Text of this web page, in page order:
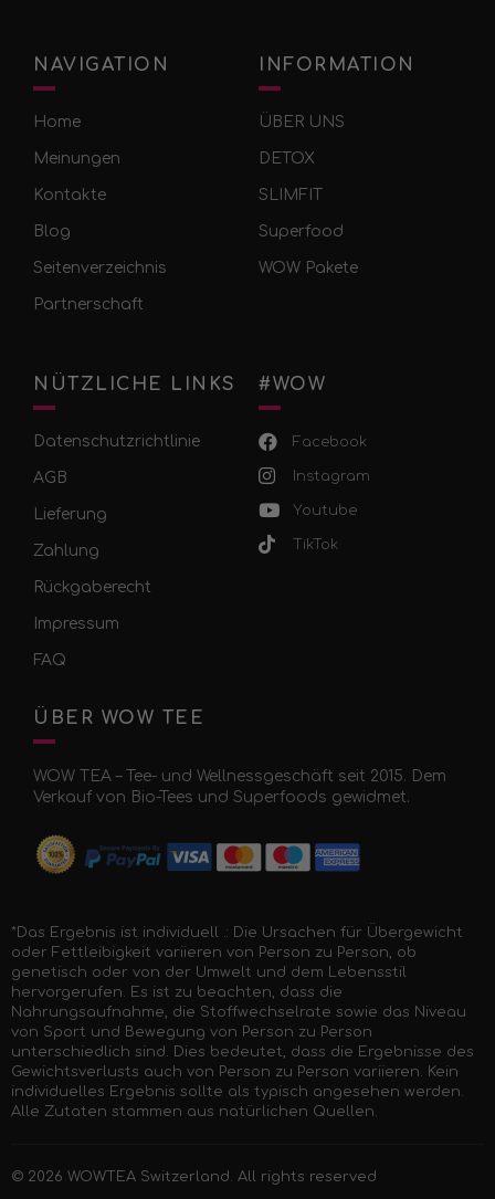
NAVIGATION
Home
Meinungen
Kontakte
Blog
Seitenverzeichnis
Partnerschaft
INFORMATION
ÜBER UNS
DETOX
SLIMFIT
Superfood
WOW Pakete
NÜTZLICHE LINKS
Datenschutzrichtlinie
AGB
Lieferung
Zahlung
Rückgaberecht
Impressum
FAQ
#WOW
Facebook
Instagram
Youtube
TikTok
ÜBER WOW TEE
WOW TEA – Tee- und Wellnessgeschäft seit 2015. Dem
Verkauf von Bio-Tees und Superfoods gewidmet.
*Das Ergebnis ist individuell .: Die Ursachen für Übergewicht
oder Fettleibigkeit variieren von Person zu Person, ob
genetisch oder von der Umwelt und dem Lebensstil
hervorgerufen. Es ist zu beachten, dass die
Nahrungsaufnahme, die Stoffwechselrate sowie das Niveau
von Sport und Bewegung von Person zu Person
unterschiedlich sind. Dies bedeutet, dass die Ergebnisse des
Gewichtsverlusts auch von Person zu Person variieren. Kein
individuelles Ergebnis sollte als typisch angesehen werden.
Alle Zutaten stammen aus natürlichen Quellen.
© 2026 WOWTEA Switzerland . All rights reserved